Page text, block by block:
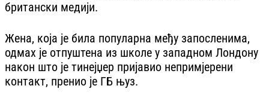
британски медији.
Жена, која је била популарна међу запосленима,
одмах је отпуштена из школе у западном Лондону
након што је тинејџер пријавио непримјерени
контакт, пренио је ГБ њуз.